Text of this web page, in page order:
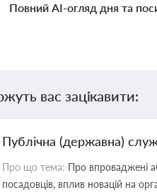
Повний AI-огляд дня та
вас зацікавити:
Публічна (державна)
Про що тема: Про впроваджені
посадовців, вплив новацій на